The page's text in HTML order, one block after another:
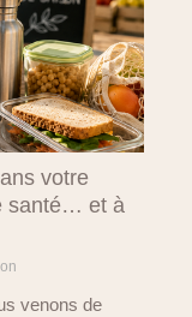
votre
santé… et à
venons de